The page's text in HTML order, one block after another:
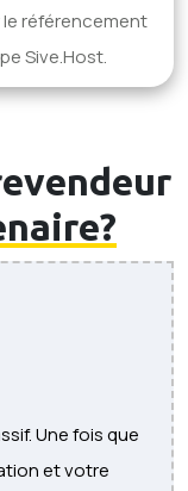
référencement
Sive.Host.
Une fois que
et votre